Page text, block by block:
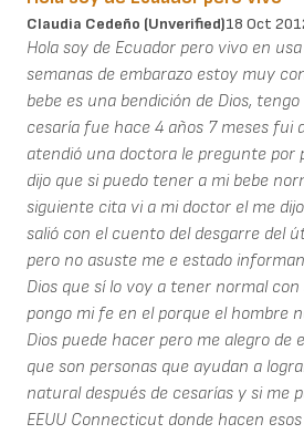
Claudia Cedeño (unverified)18 Oct
Hola soy de Ecuador pero vivo en
semanas de embarazo estoy muy
bebe es una bendición de Dios,
cesaría fue hace 4 años 7 meses fui
atendió una doctora le pregunte por
dijo que si puedo tener a mi bebe
siguiente cita vi a mi doctor el me
salió con el cuento del desgarre del
pero no asuste me e estado
Dios que sí lo voy a tener normal
pongo mi fe en el porque el hombre
Dios puede hacer pero me alegro de
que son personas que ayudan a
natural después de cesarías y si me
EEUU Connecticut donde hacen